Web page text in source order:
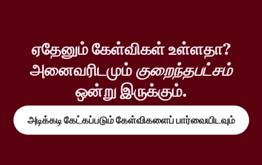
ஏதேனும் கேள்விகள் உள்ளதா?
அனைவரிடமும்குறைந்தபட்சம்
ஒன்று இருக்கும்.
அடிக்கடி கேட்கப்படும் கேள்விகளைப் பார்வையிடவும்